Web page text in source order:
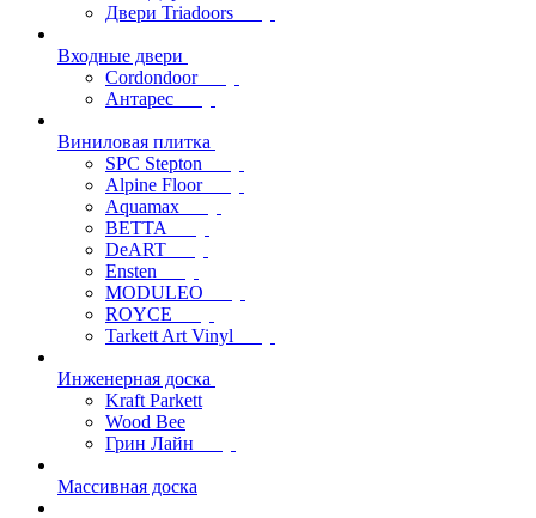
Двери Triadoors
Входные двери
Cordondoor
Антарес
Виниловая плитка
SPC Stepton
Alpine Floor
Aquamax
BETTA
DeART
Ensten
MODULEO
ROYCE
Tarkett Art Vinyl
Инженерная доска
Kraft Parkett
Wood Bee
Грин Лайн
Массивная доска